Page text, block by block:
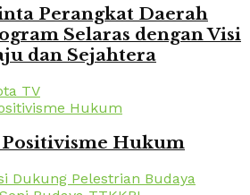
Perangkat Daerah
Selaras dengan Visi
dan Sejahtera
TV
Positivisme Hukum